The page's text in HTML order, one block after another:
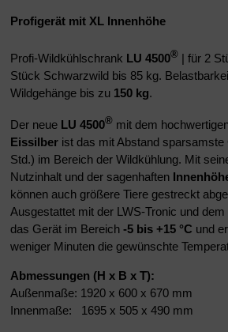
Profigerät mit XL Innenhöhe
Profi-Wildkühlschrank LU 4500® | für 2
Stück Schwarzwild bis 85 kg.
Wildgehänge bis zu 150 kg.
Der neue LU 4500® mit dem
Eissilber ist das mit Abstand
Std.) im Bereich der Wildkühlung. Mit
Nutzinhalt und der sagenhaften
können auch größere Tiere gestreckt
Ausgestattet mit der LWS-Tronic und
das Gerät im Bereich -5 bis +15 °C und
weniger Minuten die gewünschte
Abmessungen (H x B x T):
Außenmaße: 1920 x 600 x 670 mm
Innenmaße: 1695 x 505 x 490 mm